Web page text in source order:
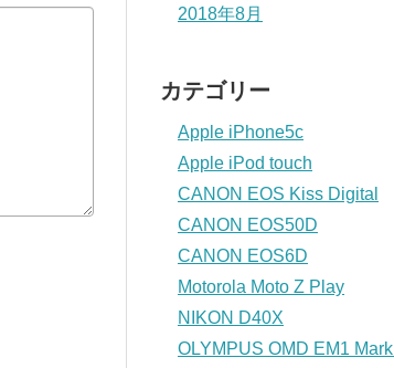
2018年8月
カテゴリー
Apple iPhone5c
Apple iPod touch
CANON EOS Kiss Digital
CANON EOS50D
CANON EOS6D
Motorola Moto Z Play
NIKON D40X
OLYMPUS OMD EM1 MarkII